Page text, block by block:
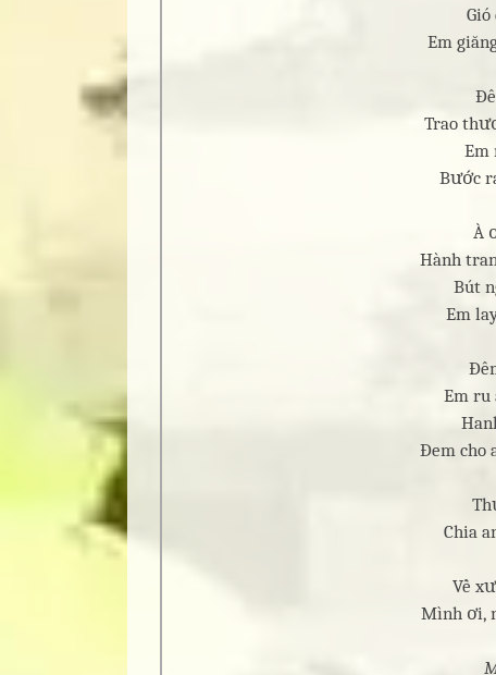
Em
Trao
Em
Bước
À
Hành
Bút
Em
Em ru
Đem cho
Chia
Về
Mình ơi,